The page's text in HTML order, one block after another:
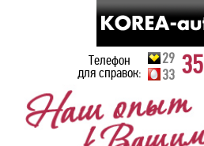
Телефон
для справок:
29
33